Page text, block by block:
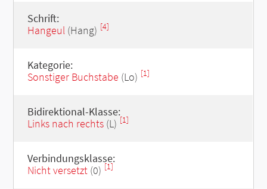
Schrift:
Hangeul(Hang) [4]
Kategorie:
Sonstiger Buchstabe (Lo) [1]
Bidirektional-Klasse:
Links nach rechts(L) [1]
Verbindungsklasse:
Nicht versetzt(0) [1]